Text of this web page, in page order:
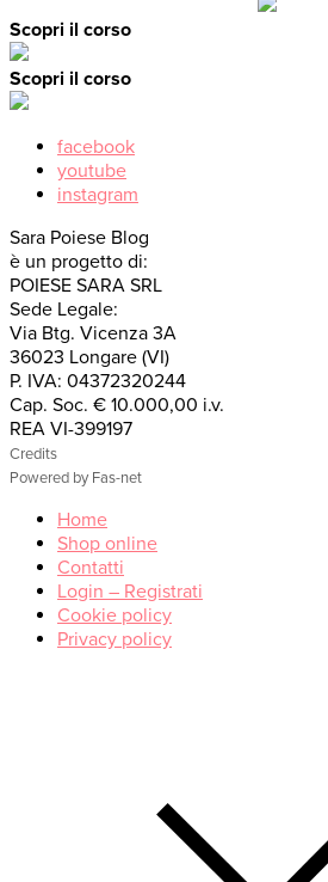
Scopri il corso
Scopri il corso
facebook
youtube
instagram
Sara Poiese Blog
è un progetto di:
POIESE SARA SRL
Sede Legale:
Via Btg. Vicenza 3A
36023 Longare (VI)
P. IVA: 04372320244
Cap. Soc. € 10.000,00 i.v.
REA VI-399197
Credits
Powered by Fas-net
Home
Shop online
Contatti
Login – Registrati
Cookie policy
Privacy policy